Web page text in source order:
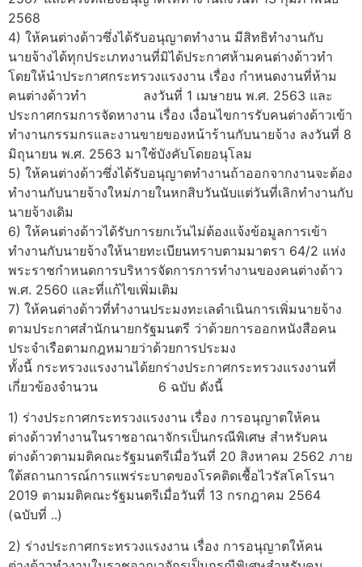
2568
4) ให้คนต่างด้าวซึ่งได้รับอนุญาตทำงาน มีสิทธิทำงานกับ
นายจ้างได้ทุกประเภทงานที่มิได้ประกาศห้ามคนต่างด้าวทำ
โดยให้นำประกาศกระทรวงแรงงาน เรื่อง กำหนดงานที่ห้าม
คนต่างด้าวทำ ลงวันที่ 1 เมษายน พ.ศ. 2563 และ
ประกาศกรมการจัดหางาน เรื่อง เงื่อนไขการรับคนต่างด้าวเข้า
ทำงานกรรมกรและงานขายของหน้าร้านกับนายจ้าง ลงวันที่ 8
มิถุนายน พ.ศ. 2563 มาใช้บังคับโดยอนุโลม
5) ให้คนต่างด้าวซึ่งได้รับอนุญาตทำงานถ้าออกจากงานจะต้อง
ทำงานกับนายจ้างใหม่ภายในหกสิบวันนับแต่วันที่เลิกทำงานกับ
นายจ้างเดิม
6) ให้คนต่างด้าวได้รับการยกเว้นไม่ต้องแจ้งข้อมูลการเข้า
ทำงานกับนายจ้างให้นายทะเบียนทราบตามมาตรา 64/2 แห่ง
พระราชกำหนดการบริหารจัดการการทำงานของคนต่างด้าว
พ.ศ. 2560 และที่แก้ไขเพิ่มเติม
7) ให้คนต่างด้าวที่ทำงานประมงทะเลดำเนินการเพิ่มนายจ้าง
ตามประกาศสำนักนายกรัฐมนตรี ว่าด้วยการออกหนังสือคน
ประจำเรือตามกฎหมายว่าด้วยการประมง
ทั้งนี้ กระทรวงแรงงานได้ยกร่างประกาศกระทรวงแรงงานที่
เกี่ยวข้องจำนวน 6 ฉบับ ดังนี้
1) ร่างประกาศกระทรวงแรงงาน เรื่อง การอนุญาตให้คน
ต่างด้าวทำงานในราชอาณาจักรเป็นกรณีพิเศษ สำหรับคน
ต่างด้าวตามมติคณะรัฐมนตรีเมื่อวันที่ 20 สิงหาคม 2562 ภาย
ใต้สถานการณ์การแพร่ระบาดของโรคติดเชื้อไวรัสโคโรนา
2019 ตามมติคณะรัฐมนตรีเมื่อวันที่ 13 กรกฎาคม 2564
(ฉบับที่ ..)
2) ร่างประกาศกระทรวงแรงงาน เรื่อง การอนุญาตให้คน